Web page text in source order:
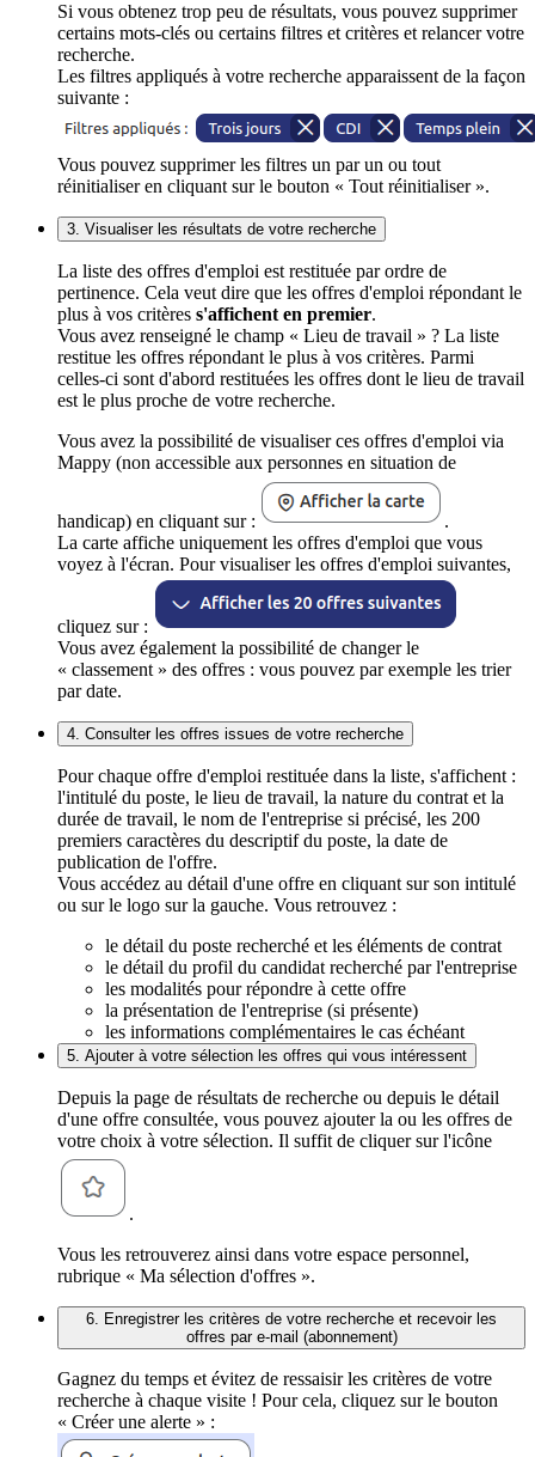
Si vous obtenez trop peu de résultats, vous pouvez supprimer
certains mots-clés ou certains filtres et critères et relancer votre
recherche.
Les filtres appliqués à votre recherche apparaissent de la façon
suivante :
Vous pouvez supprimer les filtres un par un ou tout
réinitialiser en cliquant sur le bouton « Tout réinitialiser ».
3. Visualiser les résultats de votre recherche
La liste des offres d'emploi est restituée par ordre de
pertinence. Cela veut dire que les offres d'emploi répondant le
plus à vos critères s'affichent en premier.
Vous avez renseigné le champ « Lieu de travail » ? La liste
restitue les offres répondant le plus à vos critères. Parmi
celles-ci sont d'abord restituées les offres dont le lieu de travail
est le plus proche de votre recherche.
Vous avez la possibilité de visualiser ces offres d'emploi via
Mappy (non accessible aux personnes en situation de
handicap) en cliquant sur :
.
La carte affiche uniquement les offres d'emploi que vous
voyez à l'écran. Pour visualiser les offres d'emploi suivantes,
cliquez sur :
Vous avez également la possibilité de changer le
« classement » des offres : vous pouvez par exemple les trier
par date.
4. Consulter les offres issues de votre recherche
Pour chaque offre d'emploi restituée dans la liste, s'affichent :
l'intitulé du poste, le lieu de travail, la nature du contrat et la
durée de travail, le nom de l'entreprise si précisé, les 200
premiers caractères du descriptif du poste, la date de
publication de l'offre.
Vous accédez au détail d'une offre en cliquant sur son intitulé
ou sur le logo sur la gauche. Vous retrouvez :
le détail du poste recherché et les éléments de contrat
le détail du profil du candidat recherché par l'entreprise
les modalités pour répondre à cette offre
la présentation de l'entreprise (si présente)
les informations complémentaires le cas échéant
5. Ajouter à votre sélection les offres qui vous intéressent
Depuis la page de résultats de recherche ou depuis le détail
d'une offre consultée, vous pouvez ajouter la ou les offres de
votre choix à votre sélection. Il suffit de cliquer sur l'icône
.
Vous les retrouverez ainsi dans votre espace personnel,
rubrique « Ma sélection d'offres ».
6. Enregistrer les critères de votre recherche et recevoir les
offres par e-mail (abonnement)
Gagnez du temps et évitez de ressaisir les critères de votre
recherche à chaque visite ! Pour cela, cliquez sur le bouton
« Créer une alerte » :